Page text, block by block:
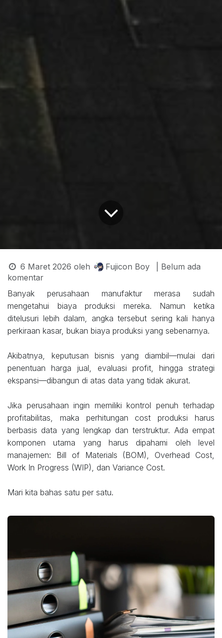
6 Maret 2026 oleh Fujicon Boy
| Belum ada
komentar
Banyak perusahaan manufaktur merasa sudah
mengetahui biaya produksi mereka. Namun ketika
ditelusuri lebih dalam, angka tersebut sering kali hanya
perkiraan kasar, bukan biaya produksi yang sebenarnya.
Akibatnya, keputusan bisnis yang diambil—mulai dari
penentuan harga jual, evaluasi profit, hingga strategi
ekspansi—dibangun di atas data yang tidak akurat.
Jika perusahaan ingin memiliki kontrol penuh terhadap
profitabilitas, maka perhitungan cost produksi harus
berbasis data yang lengkap dan terstruktur. Ada empat
komponen utama yang harus dipahami oleh level
manajemen: Bill of Materials (BOM), Overhead Cost,
Work In Progress (WIP), dan Variance Cost.
Mari kita bahas satu per satu.